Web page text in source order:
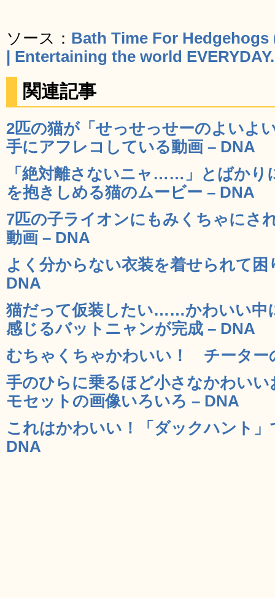
ソース： Bath Time For
| Entertaining the world EVERYDAY.
関連記事
2匹の猫が「せっせっせーのよいよ
手にアフレコしている動画 – DNA
「絶対離さないニャ……」とばかり
を抱きしめる猫のムービー – DNA
7匹の子ライオンにもみくちゃにさ
動画 – DNA
よく分からない衣装を着せられて
DNA
猫だって仮装したい……かわいい中
感じるバットニャンが完成 – DNA
むちゃくちゃかわいい！ チーター
手のひらに乗るほど小さなかわい
モセットの画像いろいろ – DNA
これはかわいい！「ダックハント
DNA